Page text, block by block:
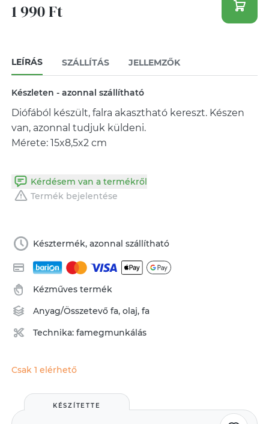
1 990 Ft
LEÍRÁS SZÁLLÍTÁS JELLEMZŐK
Készleten - azonnal szállítható
Diófából készült, falra akasztható kereszt. Készen
van, azonnal tudjuk küldeni.
Mérete: 15x8,5x2 cm
Kérdésem van a termékről
Termék bejelentése
Késztermék, azonnal szállítható
Kézműves termék
Anyag/Összetevőfa,olaj,fa
Technika:famegmunkálás
Csak 1 elérhető
KÉSZÍTETTE